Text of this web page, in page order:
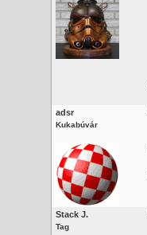
adsr
Kukabúvár
Stack J.
Tag